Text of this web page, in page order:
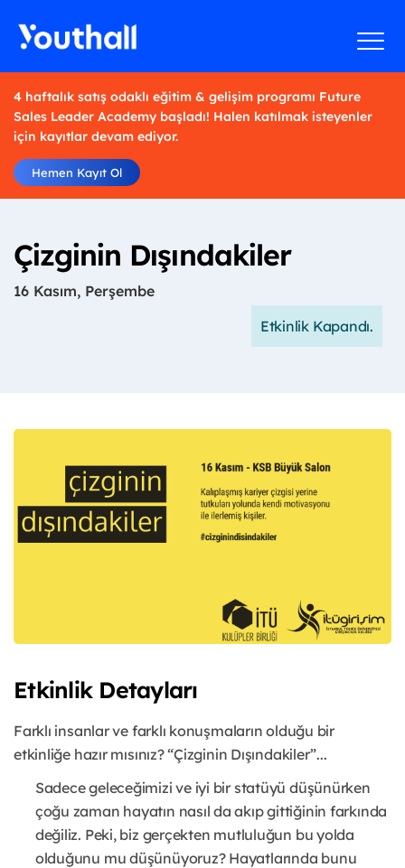
4 haftalık satış odaklı eğitim & gelişim programı Future
Sales Leader Academy başladı! Halen katılmak isteyenler
için kayıtlar devam ediyor.
Hemen Kayıt Ol
Çizginin Dışındakiler
16 Kasım, Perşembe
Etkinlik Kapandı.
Etkinlik Detayları
Farklı insanlar ve farklı konuşmaların olduğu bir
etkinliğe hazır mısınız? “Çizginin Dışındakiler”...
Sadece geleceğimizi ve iyi bir statüyü düşünürken
çoğu zaman hayatın nasıl da akıp gittiğinin farkında
değiliz. Peki, biz gerçekten mutluluğun bu yolda
olduğunu mu düşünüyoruz? Hayatlarında bunu